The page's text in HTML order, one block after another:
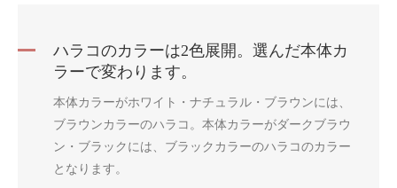
ハラコのカラーは2色展開。選んだ本体カ
ラーで変わります。
本体カラーがホワイト・ナチュラル・ブラウンには、
ブラウンカラーのハラコ。本体カラーがダークブラウ
ン・ブラックには、ブラックカラーのハラコのカラー
となります。